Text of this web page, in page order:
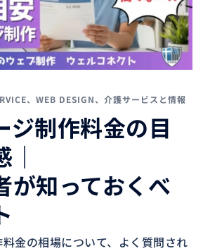
、 WEB DESIGN、 介護サービスと情報
ジ制作料金の目
が知っておくべ
金の相場について、よく質問され